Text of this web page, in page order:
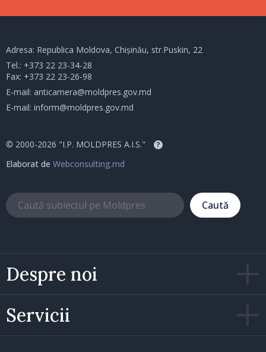
Despre noi
Servicii
Adresa: Republica Moldova, Chișinău, str.Puskin, 22
Tel.: +373 22 23-34-28
Fax: +373 22 23-26-98
E-mail: anticamera@moldpres.gov.md
E-mail: inform@moldpres.gov.md
© 2000-2026 "I.P. MOLDPRES A.I.S." ?
Elaborat de Webconsulting.md
Caută